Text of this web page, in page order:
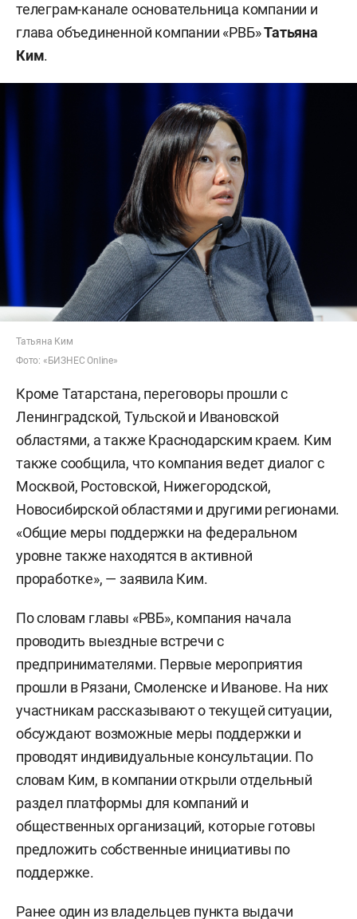
телеграм-канале основательница компании и
глава объединенной компании «РВБ»Татьяна
Ким.
Татьяна Ким
Фото: «БИЗНЕС Online»
Кроме Татарстана, переговоры прошли с
Ленинградской, Тульской и Ивановской
областями, а также Краснодарским краем. Ким
также сообщила, что компания ведет диалог с
Москвой, Ростовской, Нижегородской,
Новосибирской областями и другими регионами.
«Общие меры поддержки на федеральном
уровне также находятся в активной
проработке», — заявила Ким.
По словам главы «РВБ», компания начала
проводить выездные встречи с
предпринимателями. Первые мероприятия
прошли в Рязани, Смоленске и Иванове. На них
участникам рассказывают о текущей ситуации,
обсуждают возможные меры поддержки и
проводят индивидуальные консультации. По
словам Ким, в компании открыли отдельный
раздел платформы для компаний и
общественных организаций, которые готовы
предложить собственные инициативы по
поддержке.
Ранее один из владельцев пункта выдачи